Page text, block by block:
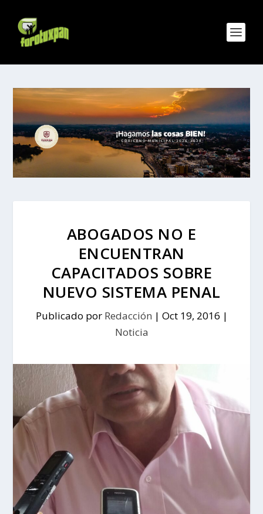
ABOGADOS NO E
ENCUENTRAN
CAPACITADOS SOBRE
NUEVO SISTEMA PENAL
Publicado por Redacción | Oct 19, 2016 |
Noticia